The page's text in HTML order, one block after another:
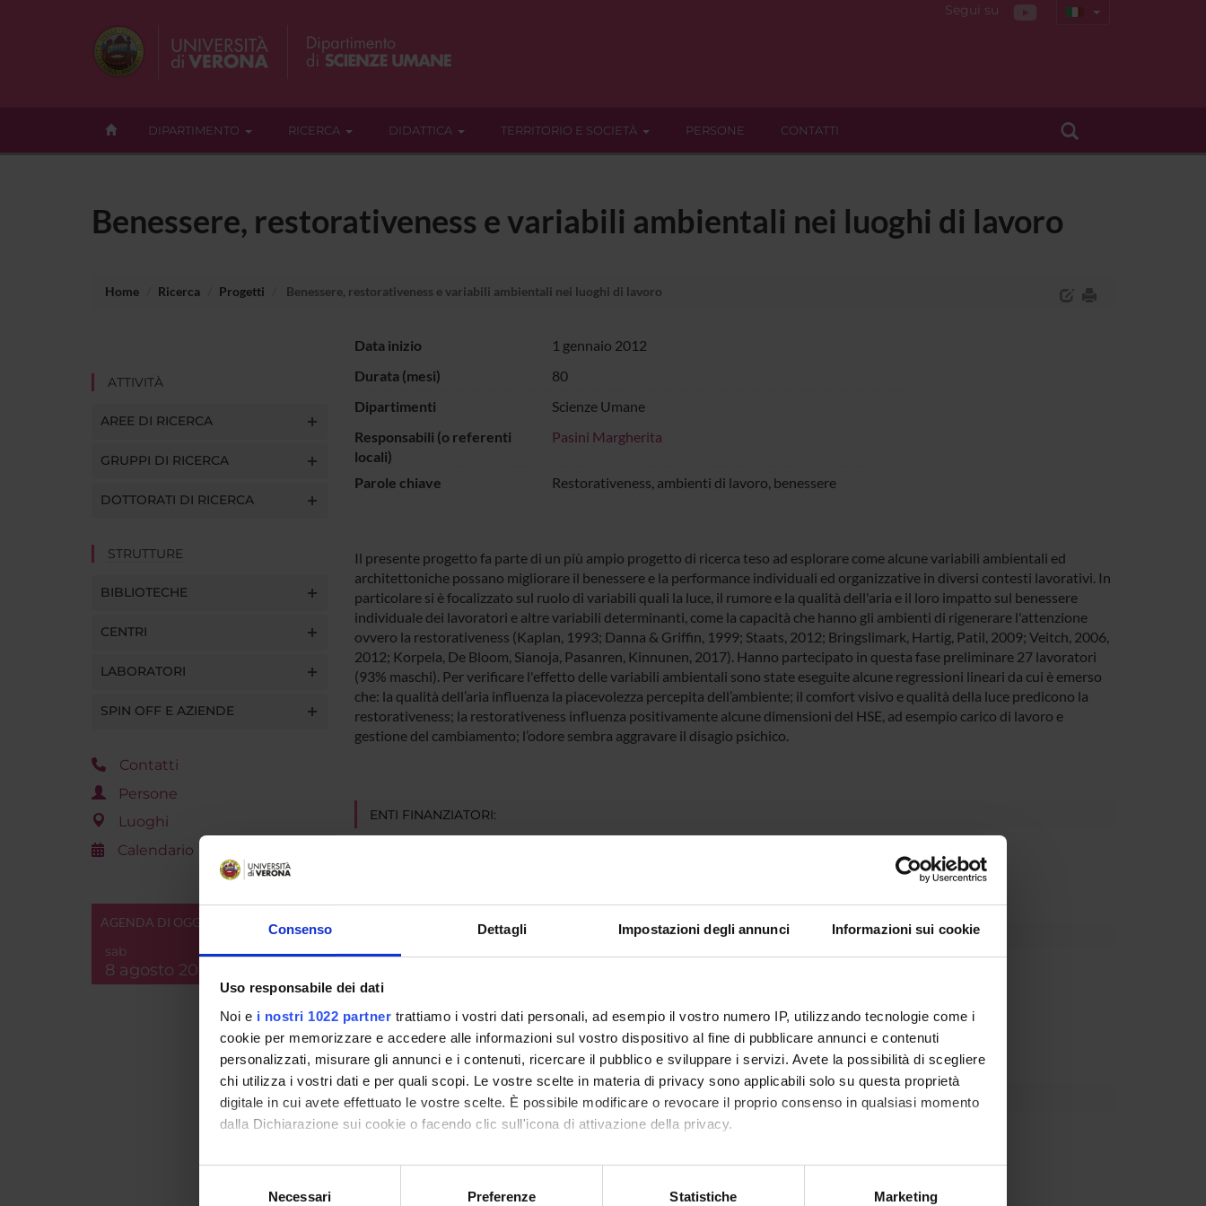
Consenso Dettagli Impostazioni degli annunci Informazioni sui cookie
Uso responsabile dei dati
Noi e i nostri 1022 partner trattiamo i vostri dati personali, ad esempio il vostro numero IP, utilizzando tecnologie come i
cookie per memorizzare e accedere alle informazioni sul vostro dispositivo al fine di pubblicare annunci e contenuti
personalizzati, misurare gli annunci e i contenuti, ricercare il pubblico e sviluppare i servizi. Avete la possibilità di scegliere
chi utilizza i vostri dati e per quali scopi. Le vostre scelte in materia di privacy sono applicabili solo su questa proprietà
digitale in cui avete effettuato le vostre scelte. È possibile modificare o revocare il proprio consenso in qualsiasi momento
dalla Dichiarazione sui cookie o facendo clic sull'icona di attivazione della privacy.
Con il tuo consenso, vorremmo anche:
raccogliere informazioni sulla tua posizione geografica, con un'approssimazione di qualche metro,
Necessari Preferenze Statistiche Marketing
Segui su
DIPARTIMENTO RICERCA DIDATTICA TERRITORIO E SOCIETÀ PERSONE CONTATTI
Benessere, restorativeness e variabili ambientali nei luoghi di lavoro
Home Ricerca Progetti Benessere, restorativeness e variabili ambientali nei luoghi di lavoro
ATTIVITÀ
AREE DI RICERCA
GRUPPI DI RICERCA
DOTTORATI DI RICERCA
STRUTTURE
BIBLIOTECHE
CENTRI
LABORATORI
SPIN OFF E AZIENDE
Contatti
Persone
Luoghi
Calendario
AGENDA DI OGGI
sab
8 agosto 2026
Data inizio
1 gennaio 2012
Durata (mesi)
80
Dipartimenti
Scienze Umane
Responsabili (o referenti
locali)
Pasini Margherita
Parole chiave Restorativeness, ambienti di lavoro, benessere
Il presente progetto fa parte di un più ampio progetto di ricerca teso ad esplorare come alcune variabili ambientali ed
architettoniche possano migliorare il benessere e la performance individuali ed organizzative in diversi contesti lavorativi. In
particolare si è focalizzato sul ruolo di variabili quali la luce, il rumore e la qualità dell'aria e il loro impatto sul benessere
individuale dei lavoratori e altre variabili determinanti, come la capacità che hanno gli ambienti di rigenerare l'attenzione
ovvero la restorativeness (Kaplan, 1993; Danna & Griffin, 1999; Staats, 2012; Bringslimark, Hartig, Patil, 2009; Veitch, 2006,
2012; Korpela, De Bloom, Sianoja, Pasanren, Kinnunen, 2017). Hanno partecipato in questa fase preliminare 27 lavoratori
(93% maschi). Per verificare l'effetto delle variabili ambientali sono state eseguite alcune regressioni lineari da cui è emerso
che: la qualità dell’aria influenza la piacevolezza percepita dell’ambiente; il comfort visivo e qualità della luce predicono la
restorativeness; la restorativeness influenza positivamente alcune dimensioni del HSE, ad esempio carico di lavoro e
gestione del cambiamento; l’odore sembra aggravare il disagio psichico.
ENTI FINANZIATORI:
PARTECIPANTI AL PROGETTO
Margherita Pasini Professore associato
COLLABORATORI ESTERNI
Rob Hall
Environmetrics, Sydney